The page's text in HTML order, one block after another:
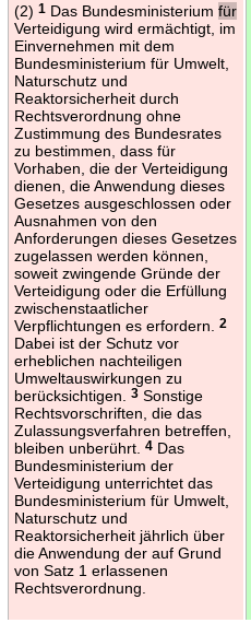
(2) 1Das Bundesministerium für
Verteidigung wird ermächtigt, im
Einvernehmen mit dem
Bundesministerium für Umwelt,
Naturschutz und
Reaktorsicherheit durch
Rechtsverordnung ohne
Zustimmung des Bundesrates
zu bestimmen, dass für
Vorhaben, die der Verteidigung
dienen, die Anwendung dieses
Gesetzes ausgeschlossen oder
Ausnahmen von den
Anforderungen dieses Gesetzes
zugelassen werden können,
soweit zwingende Gründe der
Verteidigung oder die Erfüllung
zwischenstaatlicher
Verpflichtungen es erfordern.
2
Dabei ist der Schutz vor
erheblichen nachteiligen
Umweltauswirkungen zu
berücksichtigen.
3Sonstige
Rechtsvorschriften, die das
Zulassungsverfahren betreffen,
bleiben unberührt.
4Das
Bundesministerium der
Verteidigung unterrichtet das
Bundesministerium für Umwelt,
Naturschutz und
Reaktorsicherheit jährlich über
die Anwendung der auf Grund
von Satz 1 erlassenen
Rechtsverordnung.